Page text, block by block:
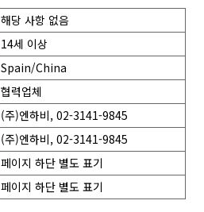
해당 사항 없음
14세 이상
Spain/China
협력업체
(주)엔하비, 02-3141-9845
(주)엔하비, 02-3141-9845
페이지 하단 별도 표기
페이지 하단 별도 표기